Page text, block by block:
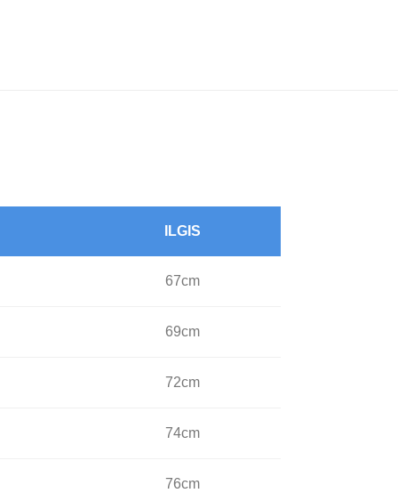
ILGIS
67cm
69cm
72cm
74cm
76cm